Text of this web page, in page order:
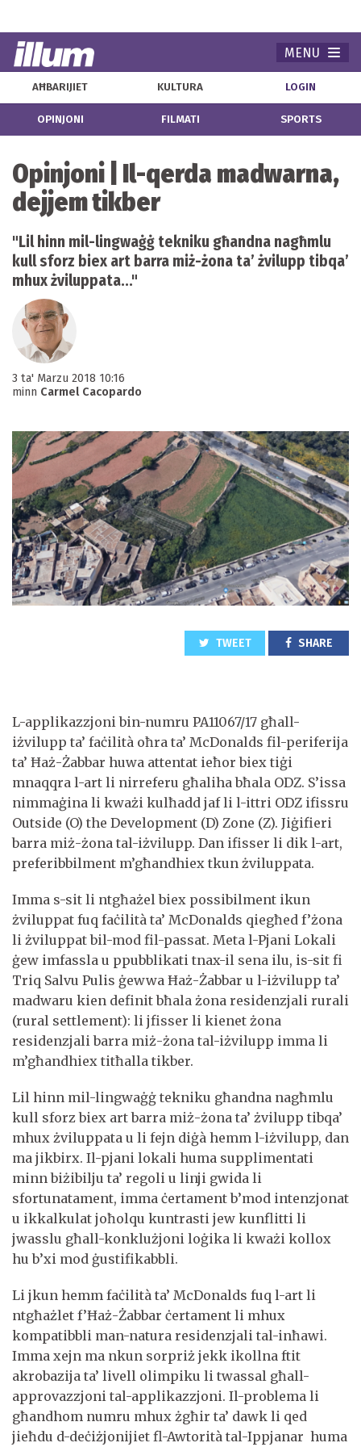
MENU
AĦBARIJIET KULTURA LOGIN
OPINJONI FILMATI SPORTS
Opinjoni | Il-qerda madwarna,
dejjem tikber
"Lil hinn mil-lingwaġġ tekniku għandna nagħmlu
kull sforz biex art barra miż-żona ta’ żvilupp tibqa’
mhux żviluppata..."
3 ta' Marzu 2018 10:16
minn Carmel Cacopardo
TWEET SHARE
L-applikazzjoni bin-numru PA11067/17 għall-
iżvilupp ta’ faċilità oħra ta’ McDonalds fil-periferija
ta’ Ħaż-Żabbar huwa attentat ieħor biex tiġi
mnaqqra l-art li nirreferu għaliha bħala ODZ. S’issa
nimmaġina li kważi kulħadd jaf li l-ittri ODZ ifissru
Outside (O) the Development (D) Zone (Z). Jiġifieri
barra miż-żona tal-iżvilupp. Dan ifisser li dik l-art,
preferibbilment m’għandhiex tkun żviluppata.
Imma s-sit li ntgħażel biex possibilment ikun
żviluppat fuq faċilità ta’ McDonalds qiegħed f’żona
li żviluppat bil-mod fil-passat. Meta l-Pjani Lokali
ġew imfassla u ppubblikati tnax-il sena ilu, is-sit fi
Triq Salvu Pulis ġewwa Ħaż-Żabbar u l-iżvilupp ta’
madwaru kien definit bħala żona residenzjali rurali
(rural settlement): li jfisser li kienet żona
residenzjali barra miż-żona tal-iżvilupp imma li
m’għandhiex titħalla tikber.
Lil hinn mil-lingwaġġ tekniku għandna nagħmlu
kull sforz biex art barra miż-żona ta’ żvilupp tibqa’
mhux żviluppata u li fejn diġà hemm l-iżvilupp, dan
ma jikbirx. Il-pjani lokali huma supplimentati
minn biżibilju ta’ regoli u linji gwida li
sfortunatament, imma ċertament b’mod intenzjonat
u ikkalkulat joħolqu kuntrasti jew kunflitti li
jwasslu għall-konklużjoni loġika li kważi kollox
hu b’xi mod ġustifikabbli.
Li jkun hemm faċilità ta’ McDonalds fuq l-art li
ntgħażlet f’Ħaż-Żabbar ċertament li mhux
kompatibbli man-natura residenzjali tal-inħawi.
Imma xejn ma nkun sorpriż jekk ikollna ftit
akrobazija ta’ livell olimpiku li twassal għall-
approvazzjoni tal-applikazzjoni. Il-problema li
għandhom numru mhux żgħir ta’ dawk li qed
jieħdu d-deċiżjonijiet fl-Awtorità tal-Ippjanar huma